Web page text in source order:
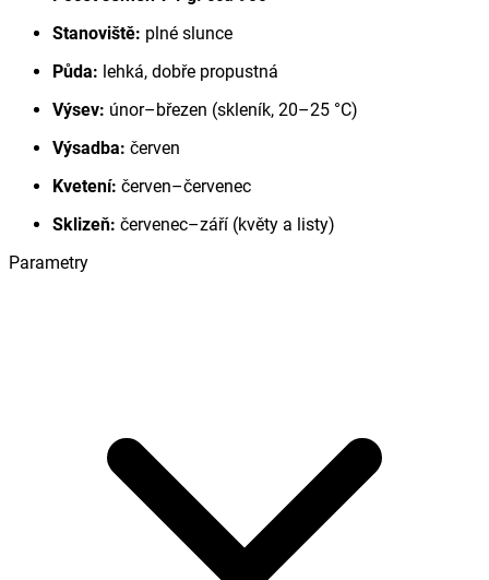
Stanoviště: plné slunce
Půda: lehká, dobře propustná
Výsev: únor–březen (skleník, 20–25 °C)
Výsadba: červen
Kvetení: červen–červenec
Sklizeň: červenec–září (květy a listy)
Parametry